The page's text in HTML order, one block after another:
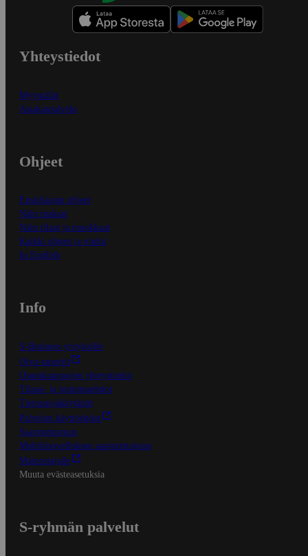
Yhteystiedot
Myymälät
Asiakaspalvelu
Ohjeet
Ensitilaajan ohjeet
Näin maksat
Näin tilaat ja muokkaat
Kaikki ohjeet ja vinkit
In English
Info
S-Business yrityksille
Oiva-raportit
Osuuskauppojen yhteystiedot
Tilaus- ja toimitusehdot
Tietosuojakäytäntö
Palvelun käyttöehdot
Saavutettavuus
Mobiilisovelluksen saavutettavuus
Mainostajalle
Muuta evästeasetuksia
S-ryhmän palvelut